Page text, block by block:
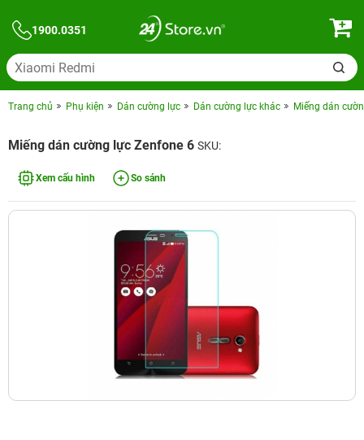
1900.0351
Trang chủ Phụ kiện Dán cường lực Dán cường lực khác Miếng dán
Miếng dán cường lực Zenfone 6 SKU:
Xem cấu hình So sánh